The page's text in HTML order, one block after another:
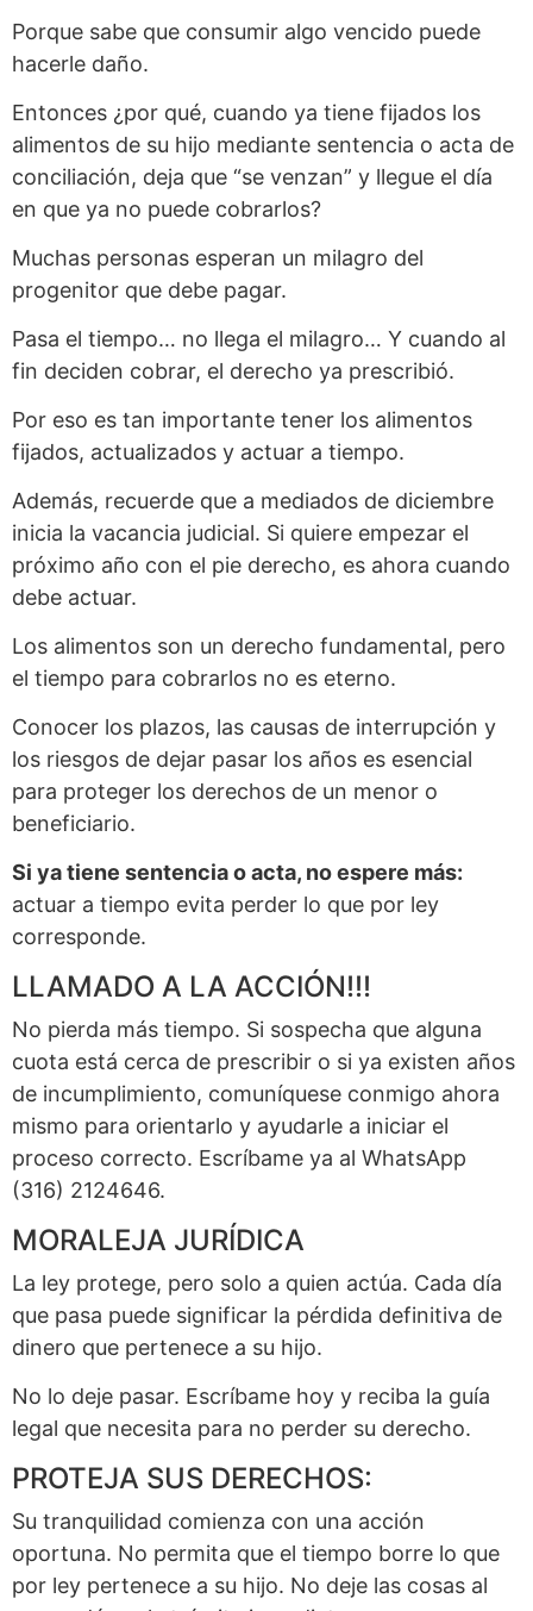
Porque sabe que consumir algo vencido puede
hacerle daño.
Entonces ¿por qué, cuando ya tiene fijados los
alimentos de su hijo mediante sentencia o acta de
conciliación, deja que “se venzan” y llegue el día
en que ya no puede cobrarlos?
Muchas personas esperan un milagro del
progenitor que debe pagar.
Pasa el tiempo… no llega el milagro… Y cuando al
fin deciden cobrar, el derecho ya prescribió.
Por eso es tan importante tener los alimentos
fijados, actualizados y actuar a tiempo.
Además, recuerde que a mediados de diciembre
inicia la vacancia judicial. Si quiere empezar el
próximo año con el pie derecho, es ahora cuando
debe actuar.
Los alimentos son un derecho fundamental, pero
el tiempo para cobrarlos no es eterno.
Conocer los plazos, las causas de interrupción y
los riesgos de dejar pasar los años es esencial
para proteger los derechos de un menor o
beneficiario.
Si ya tiene sentencia o acta, no espere más:
actuar a tiempo evita perder lo que por ley
corresponde.
LLAMADO A LA ACCIÓN!!!
No pierda más tiempo. Si sospecha que alguna
cuota está cerca de prescribir o si ya existen años
de incumplimiento, comuníquese conmigo ahora
mismo para orientarlo y ayudarle a iniciar el
proceso correcto. Escríbame ya al WhatsApp
(316) 2124646.
MORALEJA JURÍDICA
La ley protege, pero solo a quien actúa. Cada día
que pasa puede significar la pérdida definitiva de
dinero que pertenece a su hijo.
No lo deje pasar. Escríbame hoy y reciba la guía
legal que necesita para no perder su derecho.
PROTEJA SUS DERECHOS:
Su tranquilidad comienza con una acción
oportuna. No permita que el tiempo borre lo que
por ley pertenece a su hijo. No deje las cosas al